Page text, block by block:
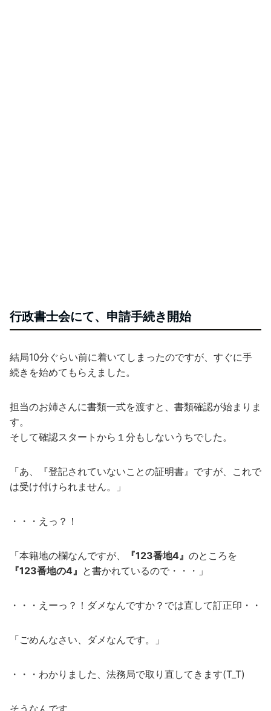
行政書士会にて、申請手続き開始
結局10分ぐらい前に着いてしまったのですが、すぐに手
続きを始めてもらえました。
担当のお姉さんに書類一式を渡すと、書類確認が始まりま
す。
そして確認スタートから１分もしないうちでした。
「あ、『登記されていないことの証明書』ですが、これで
は受け付けられません。」
・・・えっ？！
「本籍地の欄なんですが、 『123番地4』 のところを
『123番地の4』 と書かれているので・・・」
・・・えーっ？！ダメなんですか？では直して訂正印・・
「ごめんなさい、ダメなんです。」
・・・わかりました、法務局で取り直してきます(T_T)
そうなんです。